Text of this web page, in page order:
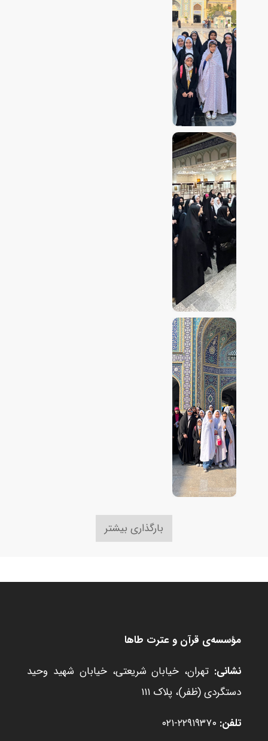
بارگذاری بیشتر
مؤسسه‌ی قرآن و عترت طاها
نشانی: تهران، خیابان شریعتی، خیابان شهید وحید
دستگردی (ظفر)، پلاک ۱۱۱
تلفن: